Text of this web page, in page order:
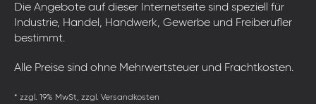
Die Angebote auf dieser Internetseite sind speziell für
Industrie, Handel, Handwerk, Gewerbe und Freiberufler
bestimmt.
Alle Preise sind ohne Mehrwertsteuer und Frachtkosten.
* zzgl. 19% MwSt, zzgl. Versandkosten